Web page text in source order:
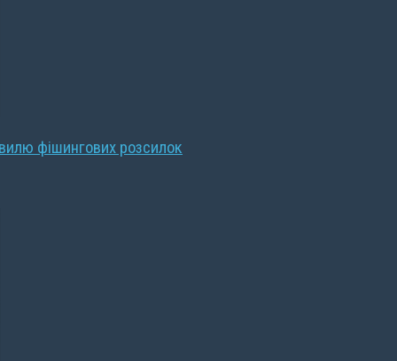
фішингових розсилок